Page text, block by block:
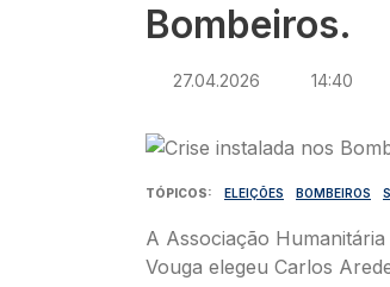
Bombeiros.
27.04.2026 14:40
Imagem
TÓPICOS ELEIÇÕES BOMBEIROS
A Associação
Vouga elegeu Carlos